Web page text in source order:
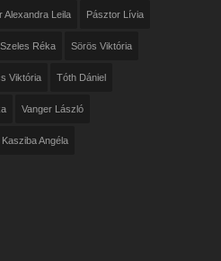
Alexandra Leila Pásztor Lívia
Szeles Réka Sörös Viktória
Viktória Tóth Dániel
Vanger László
Angéla